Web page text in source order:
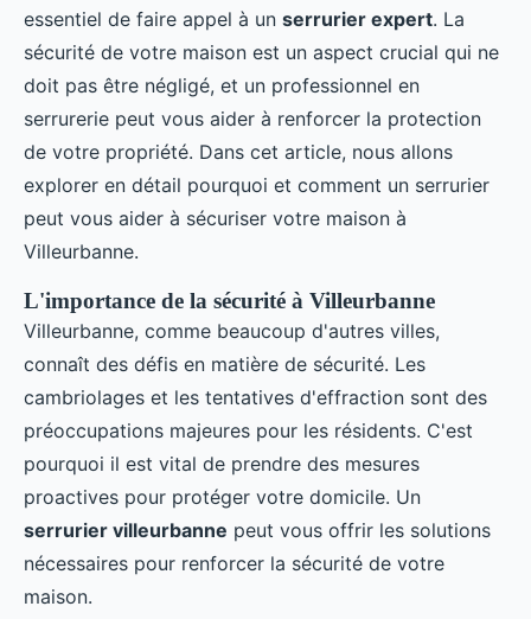
essentiel de faire appel à un serrurier expert. La
sécurité de votre maison est un aspect crucial qui ne
doit pas être négligé, et un professionnel en
serrurerie peut vous aider à renforcer la protection
de votre propriété. Dans cet article, nous allons
explorer en détail pourquoi et comment un serrurier
peut vous aider à sécuriser votre maison à
Villeurbanne.
L'importance de la sécurité à Villeurbanne
Villeurbanne, comme beaucoup d'autres villes,
connaît des défis en matière de sécurité. Les
cambriolages et les tentatives d'effraction sont des
préoccupations majeures pour les résidents. C'est
pourquoi il est vital de prendre des mesures
proactives pour protéger votre domicile. Un
serrurier villeurbanne peut vous offrir les solutions
nécessaires pour renforcer la sécurité de votre
maison.